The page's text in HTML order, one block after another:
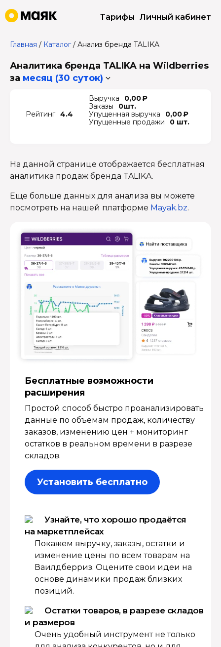
Тарифы Личный кабинет
Главная / Каталог/ Анализ бренда TALIKA
Аналитика бренда TALIKA на Wildberries
за месяц (30 суток)
Рейтинг 4.4
Выручка
0,00 ₽
Заказы
0шт.
Упущенная выручка
0,00 ₽
Упущенные продажи
0 шт.
На данной странице отображается бесплатная
аналитика продаж бренда TALIKA.
Еще больше данных для анализа вы можете
посмотреть на нашей платформе Mayak.bz.
Бесплатные возмож­ности
расширения
Простой способ быстро проанализировать
данные по объемам продаж, количеству
заказов, изменению цен + мониторинг
остатков в реальном времени в разрезе
складов.
Установить бесплатно
Узнайте, что хорошо продаётся
на маркетплейсах
Покажем выручку, заказы, остатки и
изменение цены по всем товарам на
Ваилдберриз. Оцените свои идеи на
основе динамики продаж близких
позиций.
Остатки товаров, в разрезе складов
и размеров
Очень удобный инструмент не только